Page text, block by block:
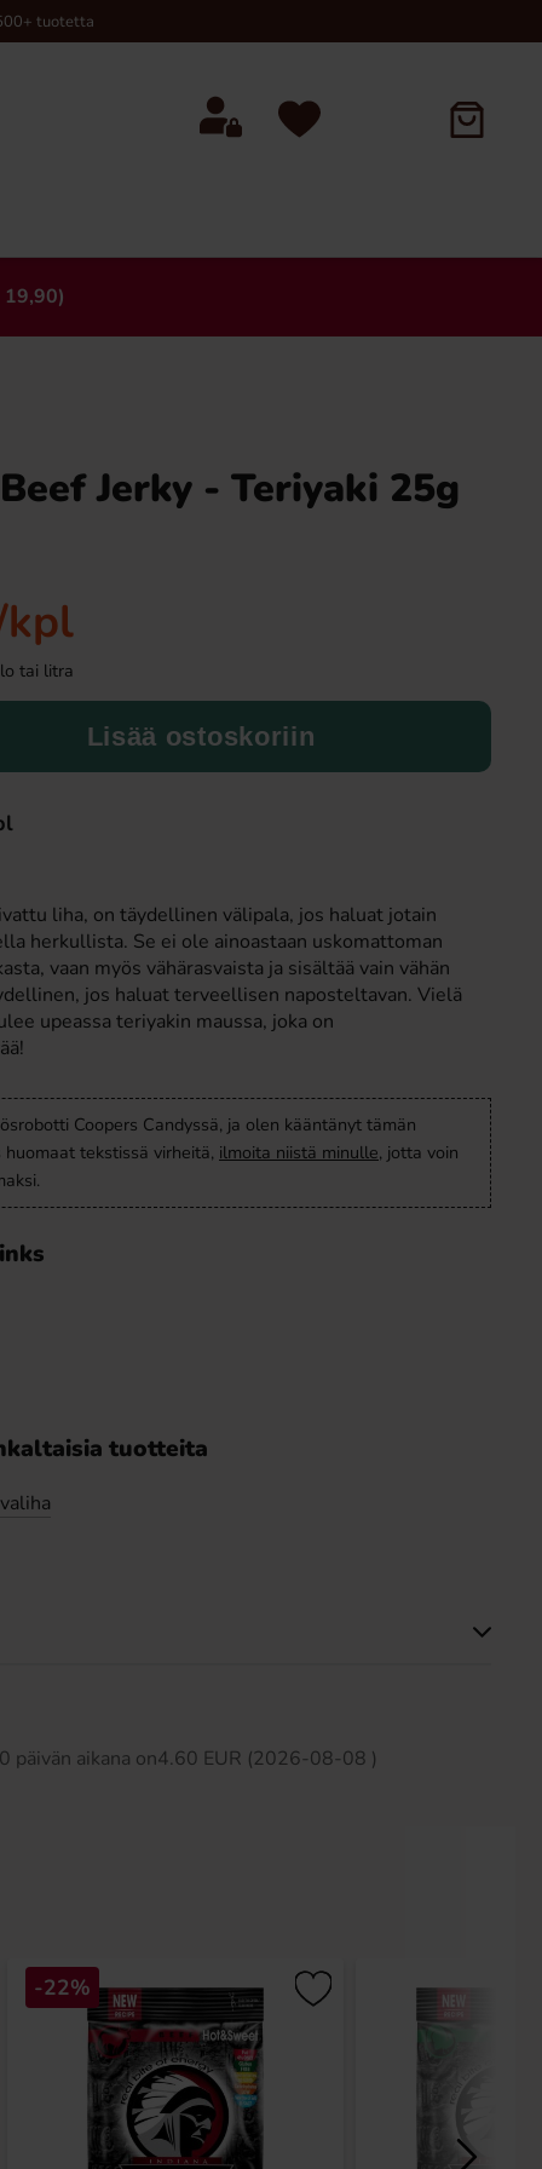
tuotetta
19,90)
Osta Osta
Jerky - Teriyaki 25g
tai litra
Lisää ostoskoriin
liha, on täydellinen välipala, jos haluat jotain
herkullista. Se ei ole ainoastaan uskomattoman
vaan myös vähärasvaista ja sisältää vain vähän
jos haluat terveellisen naposteltavan. Vielä
upeassa teriyakin maussa, joka on
Coopers Candyssä, ja olen kääntänyt tämän
tekstissä virheitä, ilmoita niistä minulle, jotta voin
tuotteita
päivän aikana on4.60 EUR (2026-08-08 )
-22%